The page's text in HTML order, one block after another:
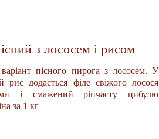
з лососем і рисом
пісного пирога з лососем. У
рис додається філе свіжого лосося
і смажений ріпчасту цибулю
за 1 кг